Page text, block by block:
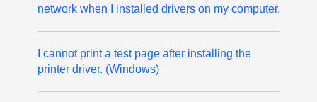
network when I installed drivers on my computer.
I cannot print a test page after installing the
printer driver. (Windows)